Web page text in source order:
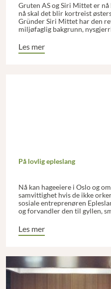
Gruten AS og Siri Mittet er
nå skal det blir kortreist
Gründer Siri Mittet har den
miljøfaglig bakgrunn,
Les mer
På lovlig epleslang
Nå kan hageeiere i Oslo og
samvittighet hvis de ikke
sosiale entreprenøren
og forvandler den til gyllen,
som ellers ville ha gått til
arbeid til mennesker med
Les mer